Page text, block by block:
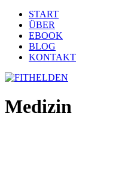
START
ÜBER
EBOOK
BLOG
KONTAKT
Medizin